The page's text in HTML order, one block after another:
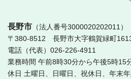
長野市 （法人番号3000020202011）
〒380-8512 長野市大字鶴賀緑町
電話（代表）026-226-4911
業務時間 午前8時30分から午後5時15
休日 土曜日、日曜日、祝休日、年末